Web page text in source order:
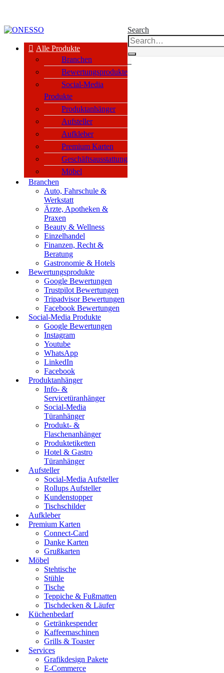
Alle Produkte
Branchen
Bewertungsprodukte
Social-Media
Produkte
Produktanhänger
Aufsteller
Aufkleber
Premium Karten
Geschäftsausstattung
Möbel
Branchen
Auto, Fahrschule &
Werkstatt
Ärzte, Apotheken &
Praxen
Beauty & Wellness
Einzelhandel
Finanzen, Recht &
Beratung
Gastronomie & Hotels
Bewertungsprodukte
Google Bewertungen
Trustpilot Bewertungen
Tripadvisor Bewertungen
Facebook Bewertungen
Social-Media Produkte
Google Bewertungen
Instagram
Youtube
WhatsApp
LinkedIn
Facebook
Produktanhänger
Info- &
Servicetüranhänger
Social-Media
Türanhänger
Produkt- &
Flaschenanhänger
Produktetiketten
Hotel & Gastro
Türanhänger
Aufsteller
Social-Media Aufsteller
Rollups Aufsteller
Kundenstopper
Tischschilder
Aufkleber
Premium Karten
Connect-Card
Danke Karten
Grußkarten
Möbel
Stehtische
Stühle
Tische
Teppiche & Fußmatten
Tischdecken & Läufer
Küchenbedarf
Getränkespender
Kaffeemaschinen
Grills & Toaster
Services
Grafikdesign Pakete
E-Commerce
Search